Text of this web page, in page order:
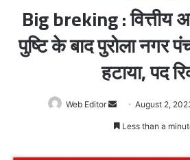
Big breking : वित्तीय
पुष्टि के बाद पुरोला नगर
हटाया, पद
Web Editor
Send
an
August 2,
Less than a